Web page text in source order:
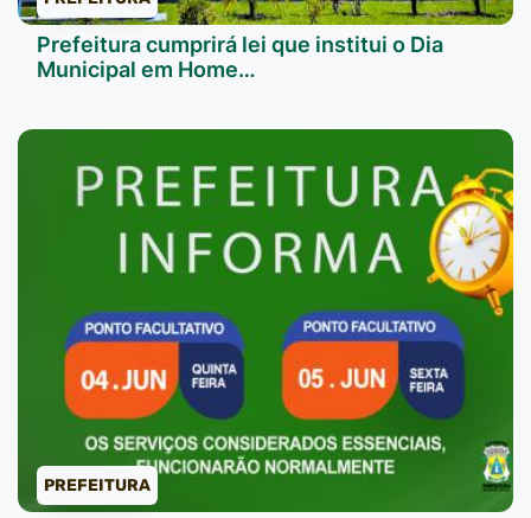
Prefeitura cumprirá lei que institui o Dia
Municipal em Home…
PREFEITURA